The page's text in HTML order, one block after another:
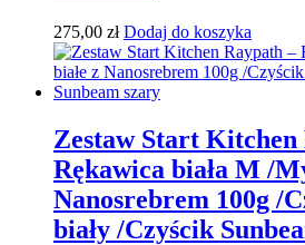
275,00 zł Dodaj do koszyka
Zestaw Start Kitchen
Rękawica biała M /
Nanosrebrem 100g /
biały /Czyścik